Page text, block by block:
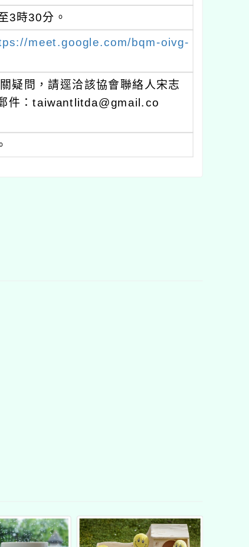
3時30分。
meet.google.com/bqm-oivg-
疑問，請逕洽該協會聯絡人宋志
件：taiwantlitda@gmail.co